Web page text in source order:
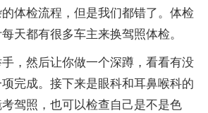
体检流程，但是我们都错了。体检
天都有很多车主来换驾照体检。
，然后让你做一个深蹲，看看有没
完成。接下来是眼科和耳鼻喉科的
驾照，也可以检查自己是不是色